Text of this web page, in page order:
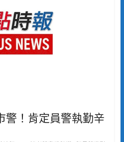
警！肯定員警執勤辛